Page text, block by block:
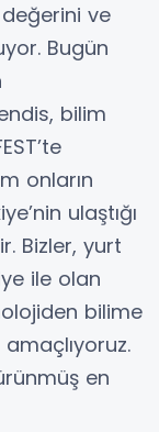
değerini ve
Bugün
bilim
onların
ulaştığı
Bizler, yurt
ile olan
bilime
en